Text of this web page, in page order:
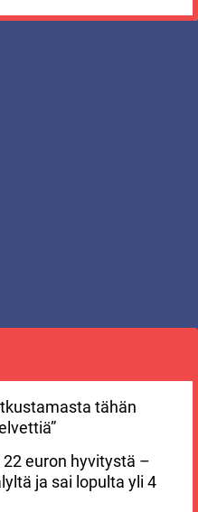
tähän
euron hyvitystä –
ja sai lopulta yli 4